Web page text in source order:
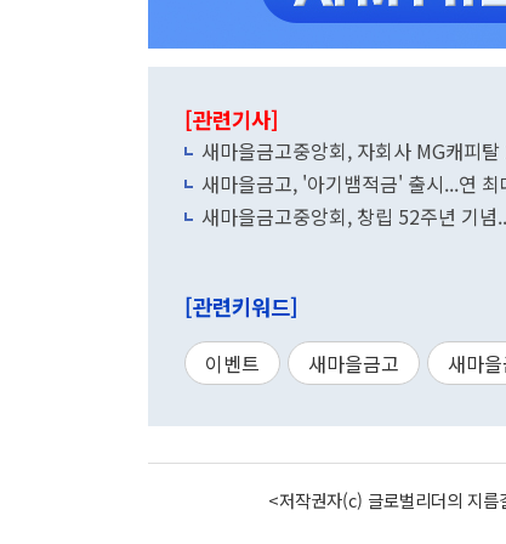
[관련기사]
새마을금고중앙회, 자회사 MG캐피
새마을금고, '아기뱀적금' 출시...연
새마을금고중앙회, 창립 52주년 기
[관련키워드]
이벤트 새마을금고 새마
<저작권자(c) 글로벌리더의 지